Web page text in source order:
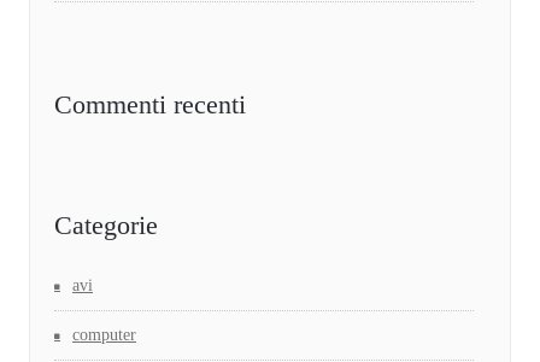
Commenti recenti
Categorie
avi
computer